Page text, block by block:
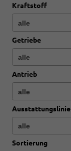
Kraftstoff
Getriebe
Antrieb
Ausstattungslinie
Sortierung